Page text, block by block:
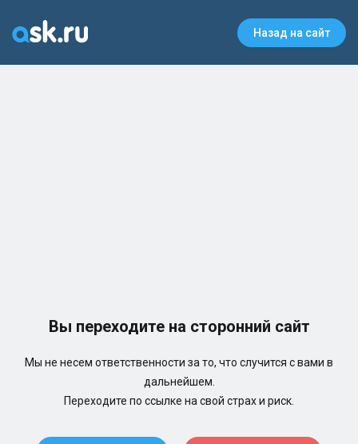
Назад на сайт
Вы переходите на сторонний сайт
Мы не несем ответственности за то, что случится с вами в
дальнейшем.
Переходите по ссылке на свой страх и риск.